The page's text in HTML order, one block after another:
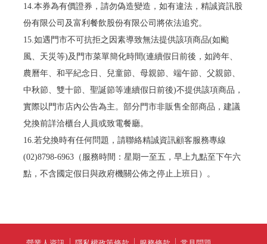
14.本券為有價證券，請勿偽造變造，如有違法，精誠資訊股
份有限公司及富利餐飲股份有限公司將依法追究。
15.如遇門市不可抗拒之因素導致無法提供該項商品(如颱
風、天災等)及門市菜單簡化時間(連續假日前後，如跨年、
農曆年、和平紀念日、兒童節、母親節、端午節、父親節、
中秋節、雙十節、聖誕節等連續假日前後)不提供該項商品，
實際以門市店內公告為主。部分門市非販售全部商品，建議
兌換前詳洽櫃台人員或致電餐廳。
16.若兌換時有任何問題，請聯絡精誠資訊顧客服務專線
(02)8798-6963（服務時間：星期一至五，早上九點至下午六
點，不含國定假日與政府機關公佈之停止上班日）。